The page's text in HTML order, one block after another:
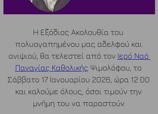
Η Εξόδιος Ακολουθία του
πολυαγαπημένου μας αδελφού και
ανιψιού, θα τελεστεί από τον Ιερό Ναό
Παναγίας Καθολικής Ψιμολόφου, το
Σάββατο 17 Ιανουαρίου 2026, ώρα 12:00
και καλούμε όλους, όσοι τιμούν την
μνήμη του να παραστούν.